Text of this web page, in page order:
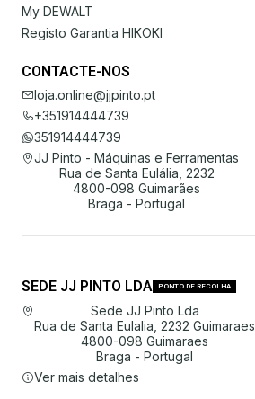
My DEWALT
Registo Garantia HIKOKI
CONTACTE-NOS
loja.online@jjpinto.pt
+351914444739
351914444739
JJ Pinto - Máquinas e Ferramentas
Rua de Santa Eulália, 2232
4800-098 Guimarães
Braga - Portugal
SEDE JJ PINTO LDA PONTO DE RECOLHA
Sede JJ Pinto Lda
Rua de Santa Eulalia, 2232 Guimaraes
4800-098 Guimaraes
Braga - Portugal
Ver mais detalhes